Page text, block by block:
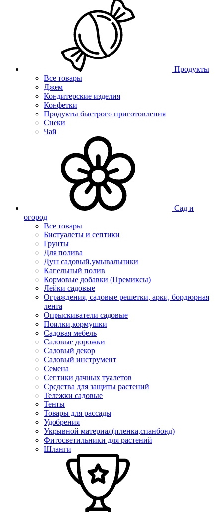
Продукты
Все товары
Джем
Кондитерские изделия
Конфетки
Продукты быстрого приготовления
Снеки
Чай
Сад и
огород
Все товары
Биотуалеты и септики
Грунты
Для полива
Душ садовый,умывальники
Капельный полив
Кормовые добавки (Премиксы)
Лейки садовые
Ограждения, садовые решетки, арки, бордюрная
лента
Опрыскиватели садовые
Поилки,кормушки
Садовая мебель
Садовые дорожки
Садовый декор
Садовый инструмент
Семена
Септики дачных туалетов
Средства для защиты растений
Тележки садовые
Тенты
Товары для рассады
Удобрения
Укрывной материал(пленка,спанбонд)
Фитосветильники для растений
Шланги